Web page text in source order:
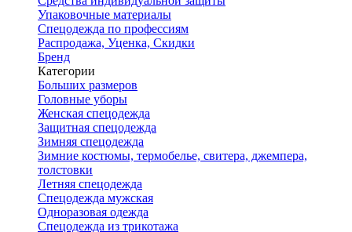
Упаковочные материалы
Спецодежда по профессиям
Распродажа, Уценка, Скидки
Бренд
Категории
Больших размеров
Головные уборы
Женская спецодежда
Защитная спецодежда
Зимняя спецодежда
Зимние костюмы, термобелье, свитера, джемпера,
толстовки
Летняя спецодежда
Спецодежда мужская
Одноразовая одежда
Спецодежда из трикотажа